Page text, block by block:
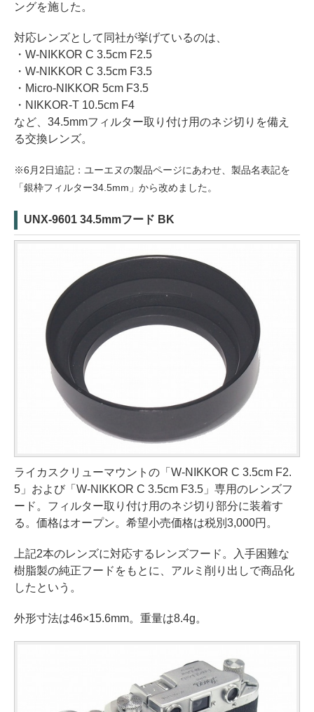
ングを施した。
対応レンズとして同社が挙げているのは、
・W-NIKKOR C 3.5cm F2.5
・W-NIKKOR C 3.5cm F3.5
・Micro-NIKKOR 5cm F3.5
・NIKKOR-T 10.5cm F4
など、34.5mmフィルター取り付け用のネジ切りを備え
る交換レンズ。
※6月2日追記：ユーエヌの製品ページにあわせ、製品名表記を
「銀枠フィルター34.5mm」から改めました。
UNX-9601 34.5mmフード BK
ライカスクリューマウントの「W-NIKKOR C 3.5cm F2.
5」および「W-NIKKOR C 3.5cm F3.5」専用のレンズフ
ード。フィルター取り付け用のネジ切り部分に装着す
る。価格はオープン。希望小売価格は税別3,000円。
上記2本のレンズに対応するレンズフード。入手困難な
樹脂製の純正フードをもとに、アルミ削り出しで商品化
したという。
外形寸法は46×15.6mm。重量は8.4g。